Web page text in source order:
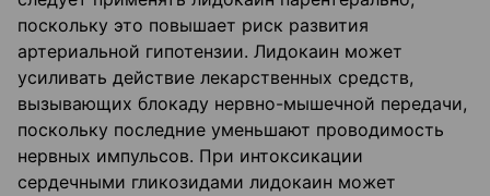
поскольку это повышает риск развития
артериальной гипотензии. Лидокаин может
усиливать действие лекарственных средств,
вызывающих блокаду нервно-мышечной передачи,
поскольку последние уменьшают проводимость
нервных импульсов. При интоксикации
сердечными гликозидами лидокаин может